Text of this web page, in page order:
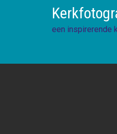
een inspirerende